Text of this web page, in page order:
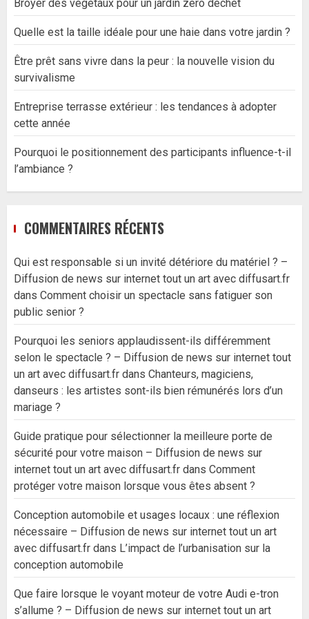
Broyer des vegetaux pour un jardin zéro déchet
Quelle est la taille idéale pour une haie dans votre jardin ?
Être prêt sans vivre dans la peur : la nouvelle vision du
survivalisme
Entreprise terrasse extérieur : les tendances à adopter
cette année
Pourquoi le positionnement des participants influence-t-il
l’ambiance ?
COMMENTAIRES RÉCENTS
Qui est responsable si un invité détériore du matériel ? –
Diffusion de news sur internet tout un art avec diffusart.fr
dans Comment choisir un spectacle sans fatiguer son
public senior ?
Pourquoi les seniors applaudissent-ils différemment
selon le spectacle ? – Diffusion de news sur internet tout
un art avec diffusart.fr dans Chanteurs, magiciens,
danseurs : les artistes sont-ils bien rémunérés lors d’un
mariage ?
Guide pratique pour sélectionner la meilleure porte de
sécurité pour votre maison – Diffusion de news sur
internet tout un art avec diffusart.fr dans Comment
protéger votre maison lorsque vous êtes absent ?
Conception automobile et usages locaux : une réflexion
nécessaire – Diffusion de news sur internet tout un art
avec diffusart.fr dans L’impact de l’urbanisation sur la
conception automobile
Que faire lorsque le voyant moteur de votre Audi e-tron
s’allume ? – Diffusion de news sur internet tout un art